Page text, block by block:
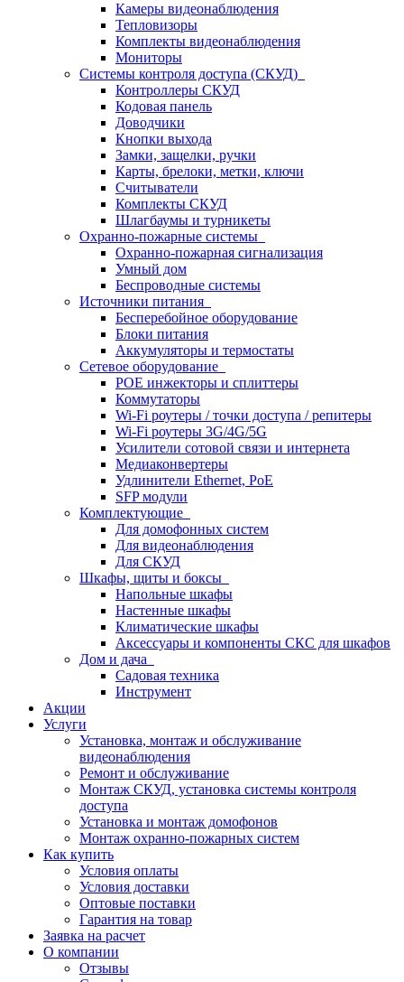
Камеры видеонаблюдения
Тепловизоры
Комплекты видеонаблюдения
Мониторы
Системы контроля доступа (СКУД)
Контроллеры СКУД
Кодовая панель
Доводчики
Кнопки выхода
Замки, защелки, ручки
Карты, брелоки, метки, ключи
Считыватели
Комплекты СКУД
Шлагбаумы и турникеты
Охранно-пожарные системы
Охранно-пожарная сигнализация
Умный дом
Беспроводные системы
Источники питания
Бесперебойное оборудование
Блоки питания
Аккумуляторы и термостаты
Сетевое оборудование
POE инжекторы и сплиттеры
Коммутаторы
Wi-Fi роутеры / точки доступа / репитеры
Wi-Fi роутеры 3G/4G/5G
Усилители сотовой связи и интернета
Медиаконвертеры
Удлинители Ethernet, PoE
SFP модули
Комплектующие
Для домофонных систем
Для видеонаблюдения
Для СКУД
Шкафы, щиты и боксы
Напольные шкафы
Настенные шкафы
Климатические шкафы
Аксессуары и компоненты СКС для шкафов
Дом и дача
Садовая техника
Инструмент
Акции
Услуги
Установка, монтаж и обслуживание
видеонаблюдения
Ремонт и обслуживание
Монтаж СКУД, установка системы контроля
доступа
Установка и монтаж домофонов
Монтаж охранно-пожарных систем
Как купить
Условия оплаты
Условия доставки
Оптовые поставки
Гарантия на товар
Заявка на расчет
О компании
Отзывы